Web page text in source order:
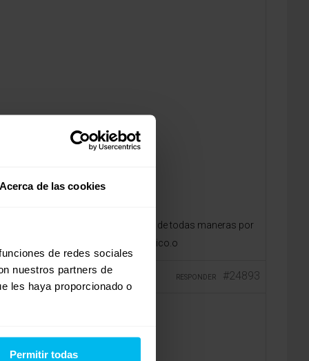
Acerca de las cookies
de redes sociales
nuestros partners de
les haya proporcionado o
Permitir todas
y ponerle una base tapizada, de todas maneras por
mas grande pero igual de economico.o
#24893
RESPONDER
alta y transpirable.